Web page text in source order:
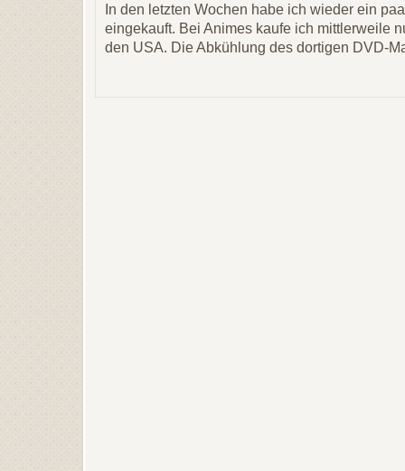
In den letzten Wochen habe ich wieder ein
eingekauft. Bei Animes kaufe ich mittlerweile
den USA. Die Abkühlung des dortigen DVD-